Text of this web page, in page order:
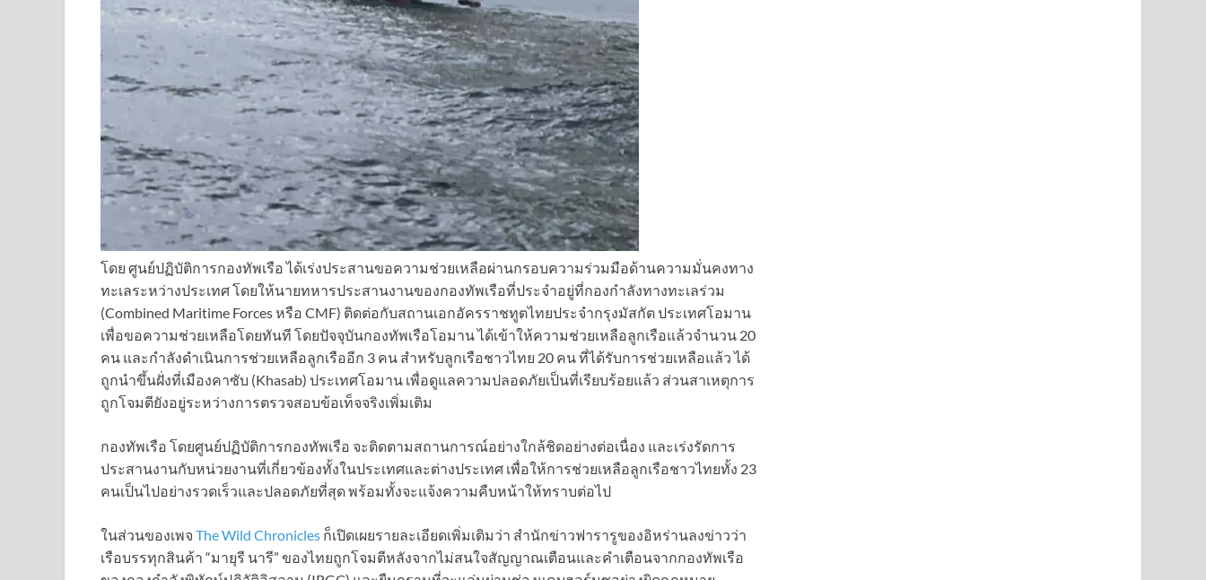
โดย ศูนย์ปฏิบัติการกองทัพเรือ ได้เร่งประสานขอความช่วยเหลือผ่านกรอบความร่วมมือด้านความมั่นคงทาง
ทะเลระหว่างประเทศ โดยให้นายทหารประสานงานของกองทัพเรือที่ประจำอยู่ที่กองกำลังทางทะเลร่วม
(Combined Maritime Forces หรือ CMF) ติดต่อกับสถานเอกอัครราชทูตไทยประจำกรุงมัสกัต ประเทศโอมาน
เพื่อขอความช่วยเหลือโดยทันที โดยปัจจุบันกองทัพเรือโอมาน ได้เข้าให้ความช่วยเหลือลูกเรือแล้วจำนวน 20
คน และกำลังดำเนินการช่วยเหลือลูกเรืออีก 3 คน สำหรับลูกเรือชาวไทย 20 คน ที่ได้รับการช่วยเหลือแล้ว ได้
ถูกนำขึ้นฝั่งที่เมืองคาซับ (Khasab) ประเทศโอมาน เพื่อดูแลความปลอดภัยเป็นที่เรียบร้อยแล้ว ส่วนสาเหตุการ
ถูกโจมตียังอยู่ระหว่างการตรวจสอบข้อเท็จจริงเพิ่มเติม
กองทัพเรือ โดยศูนย์ปฏิบัติการกองทัพเรือ จะติดตามสถานการณ์อย่างใกล้ชิดอย่างต่อเนื่อง และเร่งรัดการ
ประสานงานกับหน่วยงานที่เกี่ยวข้องทั้งในประเทศและต่างประเทศ เพื่อให้การช่วยเหลือลูกเรือชาวไทยทั้ง 23
คนเป็นไปอย่างรวดเร็วและปลอดภัยที่สุด พร้อมทั้งจะแจ้งความคืบหน้าให้ทราบต่อไป
ในส่วนของเพจ The Wild Chronicles ก็เปิดเผยรายละเอียดเพิ่มเติมว่า สำนักข่าวฟารารูของอิหร่านลงข่าวว่า
เรือบรรทุกสินค้า “มายุรี นารี” ของไทยถูกโจมตีหลังจากไม่สนใจสัญญาณเตือนและคำเตือนจากกองทัพเรือ